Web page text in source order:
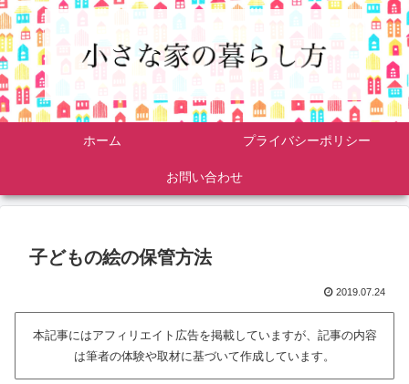
ホーム プライバシーポリシー
お問い合わせ
子どもの絵の保管方法
2019.07.24
本記事にはアフィリエイト広告を掲載していますが、記事の内容
は筆者の体験や取材に基づいて作成しています。